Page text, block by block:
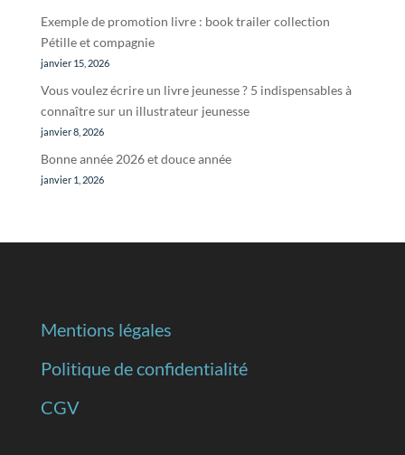
Exemple de promotion livre : book trailer collection
Pétille et compagnie
janvier 15, 2026
Vous voulez écrire un livre jeunesse ? 5 indispensables à
connaître sur un illustrateur jeunesse
janvier 8, 2026
Bonne année 2026 et douce année
janvier 1, 2026
Mentions légales
Politique de confidentialité
CGV